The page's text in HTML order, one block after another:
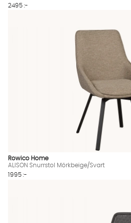
2495 :-
Rowico Home
ALISON Snurrstol Mörkbeige/Svart
1995 :-